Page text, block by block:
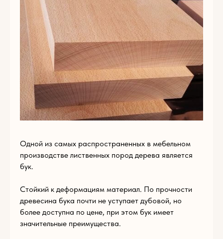
Одной из самых распространенных в мебельном
производстве лиственных пород дерева является
бук.
Стойкий к деформациям материал. По прочности
древесина бука почти не уступает дубовой, но
более доступна по цене, при этом бук имеет
значительные преимущества.
Пишите нампо
любым вопросам